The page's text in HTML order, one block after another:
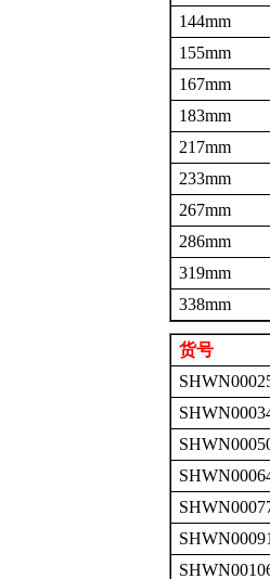
144mm
155mm
167mm
183mm
217mm
233mm
267mm
286mm
319mm
338mm
货号